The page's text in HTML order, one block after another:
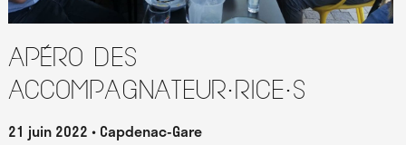
Apéro des
accompagnateur·rice·s
21 juin 2022 Capdenac-Gare